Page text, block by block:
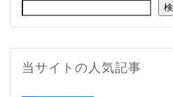
当サイトの人気記事